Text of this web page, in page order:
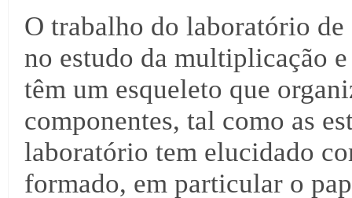
O trabalho do laboratório
no estudo da multiplicação
têm um esqueleto que
componentes, tal como as
laboratório tem elucidado
formado, em particular o